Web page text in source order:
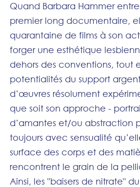
Quand Barbara Hammer
premier long documentaire,
quarantaine de films à son
forger une esthétique
dehors des conventions, tout
potentialités du support
d’œuvres résolument
que soit son approche -
d’amantes et/ou abstraction
toujours avec sensualité
surface des corps et des
rencontrent le grain de la
Ainsi, les "baisers de nitrate"